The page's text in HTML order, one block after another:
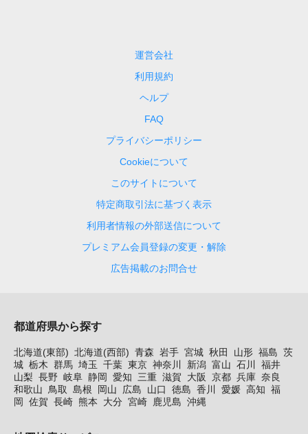
運営会社
利用規約
ヘルプ
FAQ
プライバシーポリシー
Cookieについて
このサイトについて
特定商取引法に基づく表示
利用者情報の外部送信について
プレミアム会員登録の変更・解除
広告掲載のお問合せ
都道府県から探す
北海道(東部) 北海道(西部) 青森 岩手 宮城 秋田 山形 福島 茨
城 栃木 群馬 埼玉 千葉 東京 神奈川 新潟 富山 石川
福井
山梨 長野 岐阜 静岡 愛知 三重 滋賀 大阪 京都 兵庫 奈良
和歌山
鳥取 島根 岡山 広島 山口 徳島 香川 愛媛 高知 福
岡
佐賀 長崎 熊本 大分 宮崎 鹿児島 沖縄